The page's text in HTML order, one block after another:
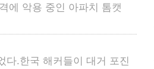
에 악용 중인 아파치 톰캣
다.한국 해커들이 대거 포진